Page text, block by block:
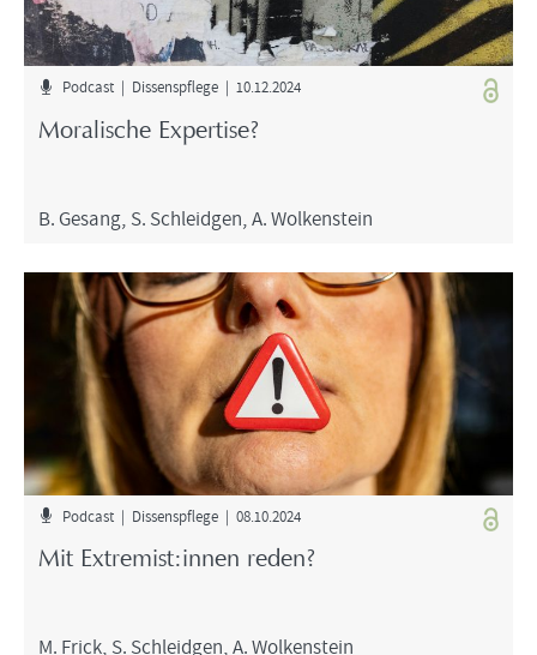
Pod­cast | Dis­sens­pfle­ge | 10.12.2024
Mo­ra­li­sche Ex­per­ti­se?
B. Ge­sang, S. Schleid­gen,A. Wol­ken­stein
Pod­cast | Dis­sens­pfle­ge | 08.10.2024
Mit Ex­tre­mist:innen reden?
M. Frick, S. Schleid­gen,A. Wol­ken­stein